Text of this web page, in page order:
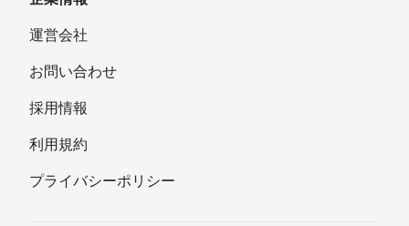
運営会社
お問い合わせ
採用情報
利用規約
プライバシーポリシー